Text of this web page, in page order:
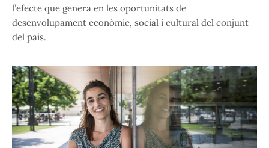
l’efecte que genera en les oportunitats de
desenvolupament econòmic, social i cultural del conjunt
del país.